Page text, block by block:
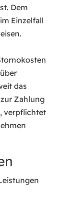
Dem
Einzelfall
das
Zahlung
verpflichtet